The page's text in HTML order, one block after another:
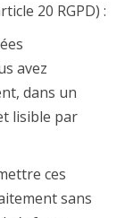
20 RGPD) :
avez
dans un
lisible par
ces
sans